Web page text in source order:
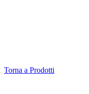
Torna a Prodotti